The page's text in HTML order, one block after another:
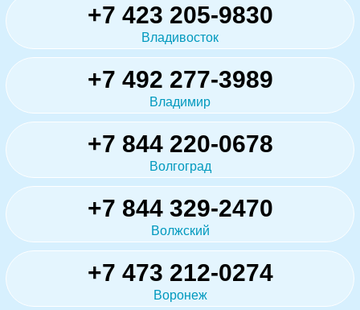
+7 423 205-9830
Владивосток
+7 492 277-3989
Владимир
+7 844 220-0678
Волгоград
+7 844 329-2470
Волжский
+7 473 212-0274
Воронеж